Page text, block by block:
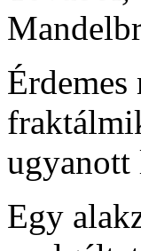
ugyanott
Egy